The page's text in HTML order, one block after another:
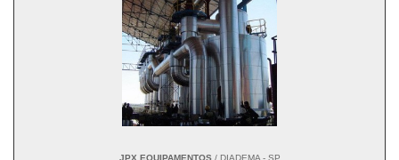
JPX EQUIPAMENTOS/ DIADEMA - SP